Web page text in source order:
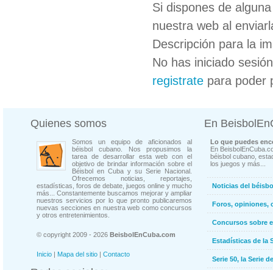
Si dispones de
nuestra web al
Descripción para la
No has iniciado
registrate para poder
Quienes somos
Somos un equipo de aficionados al
béisbol cubano. Nos propusimos la
tarea de desarrollar esta web con el
objetivo de brindar información sobre el
Béisbol en Cuba y su Serie Nacional.
Ofrecemos noticias, reportajes,
estadísticas, foros de debate, juegos online y mucho
más... Constantemente buscamos mejorar y ampliar
nuestros servicios por lo que pronto publicaremos
nuevas secciones en nuestra web como concursos
y otros entretenimientos.
© copyright 2009 - 2026 BeisbolEnCuba.com
Inicio | Mapa del sitio | Contacto
En
Lo que puedes
En
béisbol cubano,
los juegos y más...
Noticias del
Foros, opiniones,
Concursos sobre
Estadísticas de la
Serie 50, la Serie